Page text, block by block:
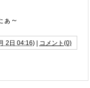
ぁ～
2日 04:16) | コメント(0)